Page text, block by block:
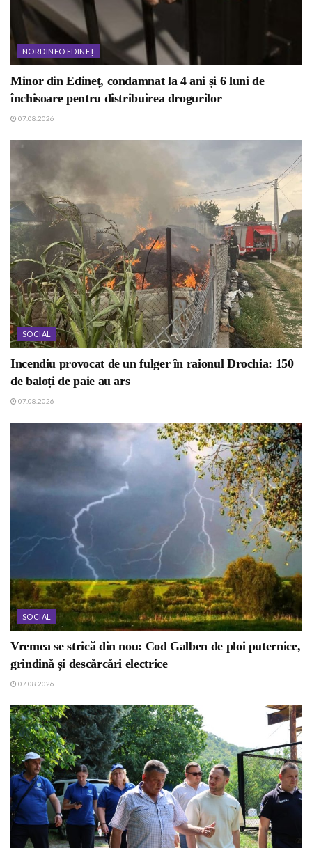
NORDINFO EDINEȚ
Minor din Edineț, condamnat la 4 ani și 6 luni de
închisoare pentru distribuirea drogurilor
07.08.2026
SOCIAL
Incendiu provocat de un fulger în raionul Drochia: 150
de baloți de paie au ars
07.08.2026
SOCIAL
Vremea se strică din nou: Cod Galben de ploi puternice,
grindină și descărcări electrice
07.08.2026